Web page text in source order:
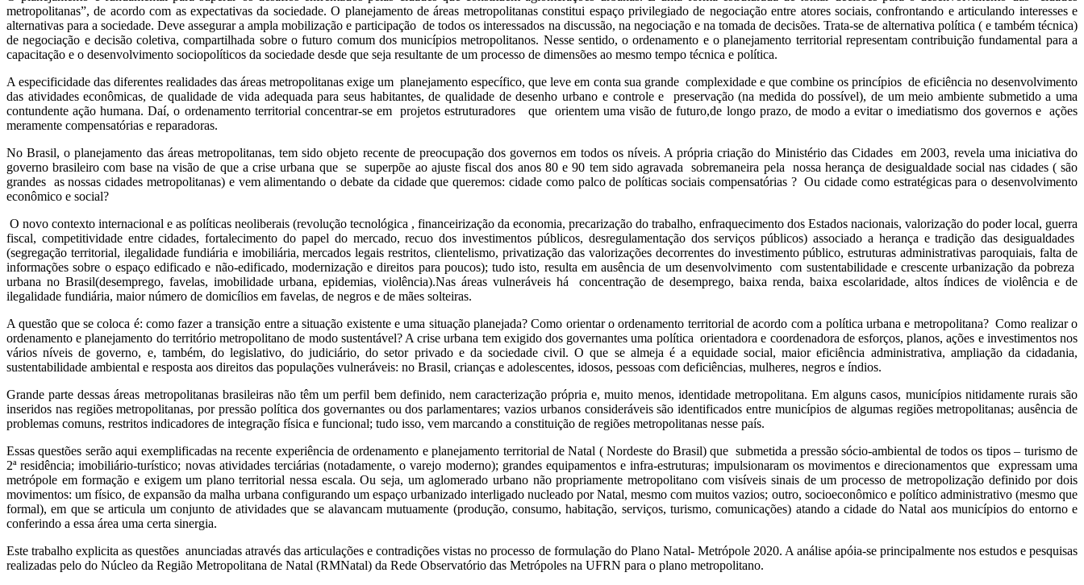
metropolitanas”, de acordo com as expectativas da sociedade. O planejamento de áreas metropolitanas constitui espaço privilegiado de negociação entre atores sociais, confrontando e articulando interesses e
alternativas para a sociedade. Deve assegurar a ampla mobilização e participação de todos os interessados na discussão, na negociação e na tomada de decisões. Trata-se de alternativa política ( e também técnica)
de negociação e decisão coletiva, compartilhada sobre o futuro comum dos municípios metropolitanos. Nesse sentido, o ordenamento e o planejamento territorial representam contribuição fundamental para a
capacitação e o desenvolvimento sociopolíticos da sociedade desde que seja resultante de um processo de dimensões ao mesmo tempo técnica e política.
A especificidade das diferentes realidades das áreas metropolitanas exige um planejamento específico, que leve em conta sua grande complexidade e que combine os princípios de eficiência no desenvolvimento
das atividades econômicas, de qualidade de vida adequada para seus habitantes, de qualidade de desenho urbano e controle e preservação (na medida do possível), de um meio ambiente submetido a uma
contundente ação humana. Daí, o ordenamento territorial concentrar-se em projetos estruturadores que orientem uma visão de futuro,de longo prazo, de modo a evitar o imediatismo dos governos e ações
meramente compensatórias e reparadoras.
No Brasil, o planejamento das áreas metropolitanas, tem sido objeto recente de preocupação dos governos em todos os níveis. A própria criação do Ministério das Cidades em 2003, revela uma iniciativa do
governo brasileiro com base na visão de que a crise urbana que se superpõe ao ajuste fiscal dos anos 80 e 90 tem sido agravada sobremaneira pela nossa herança de desigualdade social nas cidades ( são
grandes as nossas cidades metropolitanas) e vem alimentando o debate da cidade que queremos: cidade como palco de políticas sociais compensatórias ? Ou cidade como estratégicas para o desenvolvimento
econômico e social?
O novo contexto internacional e as políticas neoliberais (revolução tecnológica , financeirização da economia, precarização do trabalho, enfraquecimento dos Estados nacionais, valorização do poder local, guerra
fiscal, competitividade entre cidades, fortalecimento do papel do mercado, recuo dos investimentos públicos, desregulamentação dos serviços públicos) associado a herança e tradição das desigualdades
(segregação territorial, ilegalidade fundiária e imobiliária, mercados legais restritos, clientelismo, privatização das valorizações decorrentes do investimento público, estruturas administrativas paroquiais, falta de
informações sobre o espaço edificado e não-edificado, modernização e direitos para poucos); tudo isto, resulta em ausência de um desenvolvimento com sustentabilidade e crescente urbanização da pobreza
urbana no Brasil(desemprego, favelas, imobilidade urbana, epidemias, violência).Nas áreas vulneráveis há concentração de desemprego, baixa renda, baixa escolaridade, altos índices de violência e de
ilegalidade fundiária, maior número de domicílios em favelas, de negros e de mães solteiras.
A questão que se coloca é: como fazer a transição entre a situação existente e uma situação planejada? Como orientar o ordenamento territorial de acordo com a política urbana e metropolitana? Como realizar o
ordenamento e planejamento do território metropolitano de modo sustentável? A crise urbana tem exigido dos governantes uma política orientadora e coordenadora de esforços, planos, ações e investimentos nos
vários níveis de governo, e, também, do legislativo, do judiciário, do setor privado e da sociedade civil. O que se almeja é a equidade social, maior eficiência administrativa, ampliação da cidadania,
sustentabilidade ambiental e resposta aos direitos das populações vulneráveis: no Brasil, crianças e adolescentes, idosos, pessoas com deficiências, mulheres, negros e índios.
Grande parte dessas áreas metropolitanas brasileiras não têm um perfil bem definido, nem caracterização própria e, muito menos, identidade metropolitana. Em alguns casos, municípios nitidamente rurais são
inseridos nas regiões metropolitanas, por pressão política dos governantes ou dos parlamentares; vazios urbanos consideráveis são identificados entre municípios de algumas regiões metropolitanas; ausência de
problemas comuns, restritos indicadores de integração física e funcional; tudo isso, vem marcando a constituição de regiões metropolitanas nesse país.
Essas questões serão aqui exemplificadas na recente experiência de ordenamento e planejamento territorial de Natal ( Nordeste do Brasil) que submetida a pressão sócio-ambiental de todos os tipos – turismo de
2ª residência; imobiliário-turístico; novas atividades terciárias (notadamente, o varejo moderno); grandes equipamentos e infra-estruturas; impulsionaram os movimentos e direcionamentos que expressam uma
metrópole em formação e exigem um plano territorial nessa escala. Ou seja, um aglomerado urbano não propriamente metropolitano com visíveis sinais de um processo de metropolização definido por dois
movimentos: um físico, de expansão da malha urbana configurando um espaço urbanizado interligado nucleado por Natal, mesmo com muitos vazios; outro, socioeconômico e político administrativo (mesmo que
formal), em que se articula um conjunto de atividades que se alavancam mutuamente (produção, consumo, habitação, serviços, turismo, comunicações) atando a cidade do Natal aos municípios do entorno e
conferindo a essa área uma certa sinergia.
Este trabalho explicita as questões anunciadas através das articulações e contradições vistas no processo de formulação do Plano Natal- Metrópole 2020. A análise apóia-se principalmente nos estudos e pesquisas
realizadas pelo do Núcleo da Região Metropolitana de Natal (RMNatal) da Rede Observatório das Metrópoles na UFRN para o plano metropolitano.